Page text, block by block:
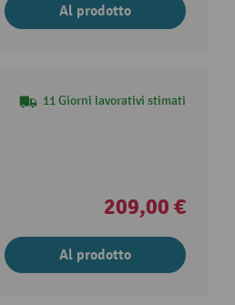
Al prodotto
11 Giorni lavorativi stimati
209,00 €
Al prodotto